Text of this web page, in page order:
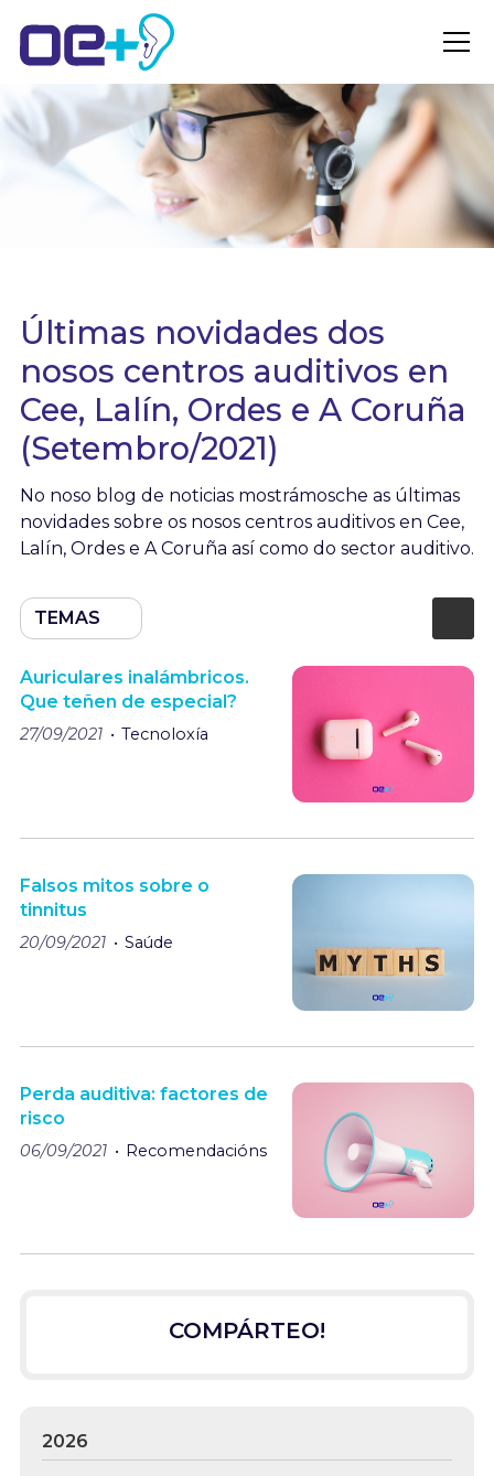
Últimas novidades dos
nosos centros auditivos en
Cee, Lalín, Ordes e A Coruña
(Setembro/2021)
No noso blog de noticias mostrámosche as últimas
novidades sobre os nosos centros auditivos en Cee,
Lalín, Ordes e A Coruña así como do sector auditivo.
TEMAS
Auriculares inalámbricos.
Que teñen de especial?
27/09/2021 Tecnoloxía
Falsos mitos sobre o
tinnitus
20/09/2021 Saúde
Perda auditiva: factores de
risco
06/09/2021 Recomendacións
COMPÁRTEO!
2026